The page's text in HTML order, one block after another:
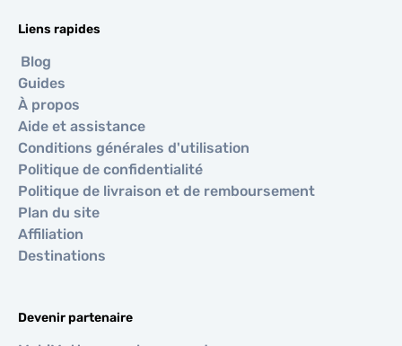
Liens rapides
Blog
Guides
À propos
Aide et assistance
Conditions générales d'utilisation
Politique de confidentialité
Politique de livraison et de remboursement
Plan du site
Affiliation
Destinations
Devenir partenaire